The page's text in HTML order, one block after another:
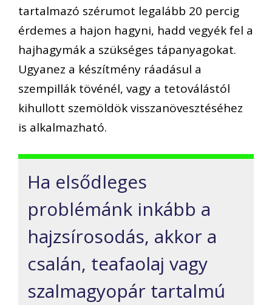
tartalmazó szérumot legalább 20 percig
érdemes a hajon hagyni, hadd vegyék fel a
hajhagymák a szükséges tápanyagokat.
Ugyanez a készítmény ráadásul a
szempillák tövénél, vagy a tetoválástól
kihullott szemöldök visszanövesztéséhez
is alkalmazható.
Ha elsődleges
problémánk inkább a
hajzsírosodás, akkor a
csalán, teafaolaj vagy
szalmagyopár tartalmú